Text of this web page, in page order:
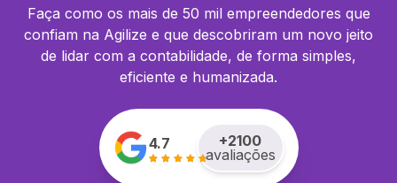
Faça como os mais de 50 mil empreendedores que
confiam na Agilize e que descobriram um novo jeito
de lidar com a contabilidade, de forma simples,
eficiente e humanizada.
4.7 +2100
avaliações